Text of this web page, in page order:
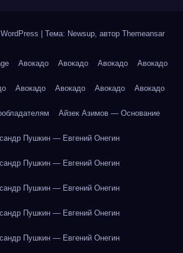
Тема: Newsup, автор Themeansar
Авокадо Авокадо Авокадо Авокадо
Авокадо Авокадо Авокадо Авокадо
Айзек Азимов — Основание
Пушкин — Евгений Онегин
Пушкин — Евгений Онегин
Пушкин — Евгений Онегин
Пушкин — Евгений Онегин
Пушкин — Евгений Онегин